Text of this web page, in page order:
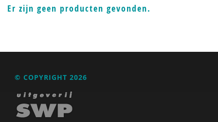
Er zijn geen producten gevonden.
© COPYRIGHT 2026